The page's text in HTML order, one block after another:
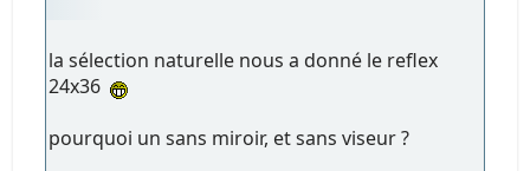
la sélection naturelle nous a donné le reflex
24x36
pourquoi un sans miroir, et sans viseur ?